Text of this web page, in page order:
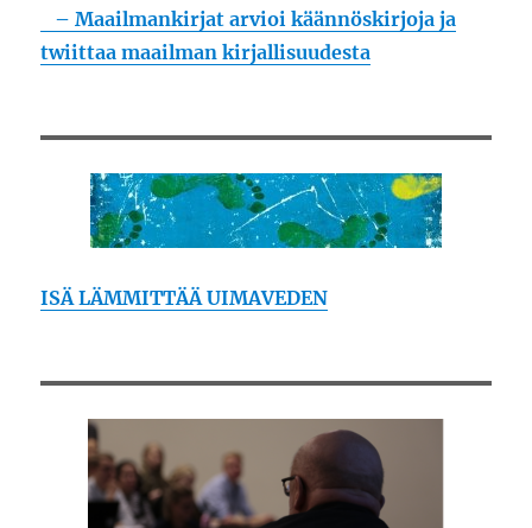
– Maailmankirjat arvioi käännöskirjoja ja
twiittaa maailman kirjallisuudesta
ISÄ LÄMMITTÄÄ UIMAVEDEN